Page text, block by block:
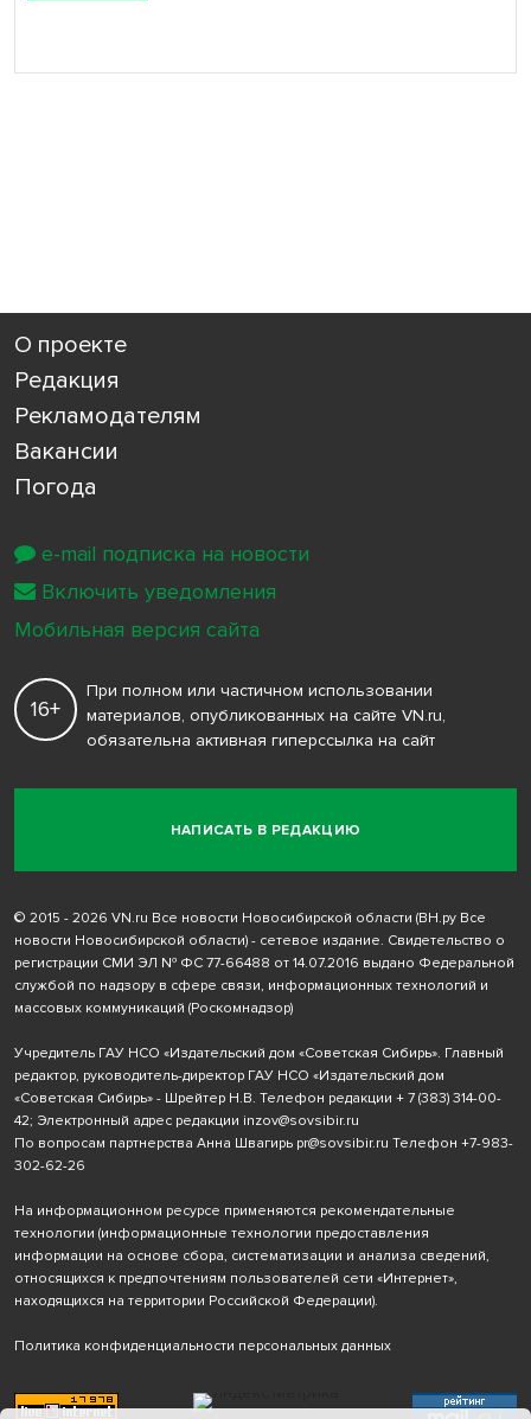
О проекте
Редакция
Рекламодателям
Вакансии
Погода
НАПИСАТЬ В РЕДАКЦИЮ
16+
При полном или частичном использовании
материалов, опубликованных на сайте VN.ru,
обязательна активная гиперссылка на сайт
© 2015 - 2026 VN.ru Все новости Новосибирской области (ВН.ру Все
новости Новосибирской области) - сетевое издание. Свидетельство о
регистрации СМИ ЭЛ № ФС 77-66488 от 14.07.2016 выдано Федеральной
службой по надзору в сфере связи, информационных технологий и
массовых коммуникаций (Роскомнадзор)
Учредитель ГАУ НСО «Издательский дом «Советская Сибирь». Главный
редактор, руководитель-директор ГАУ НСО «Издательский дом
«Советская Сибирь» - Шрейтер Н.В. Телефон редакции + 7 (383) 314-00-
42; Электронный адрес редакции inzov@sovsibir.ru
По вопросам партнерства Анна Швагирь pr@sovsibir.ru Телефон +7-983-
302-62-26
На информационном ресурсе применяются рекомендательные
технологии (информационные технологии предоставления
информации на основе сбора, систематизации и анализа сведений,
относящихся к предпочтениям пользователей сети «Интернет»,
находящихся на территории Российской Федерации).
Политика конфиденциальности персональных данных
e-mail подписка на новости
Включить уведомления
Мобильная версия сайта